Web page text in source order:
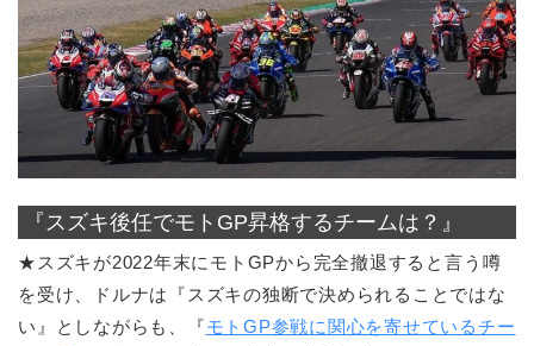
『スズキ後任でモトGP昇格するチームは？』
★スズキが2022年末にモトGPから完全撤退すると言う噂
を受け、ドルナは『スズキの独断で決められることではな
い』としながらも、『モトGP参戦に関心を寄せているチー